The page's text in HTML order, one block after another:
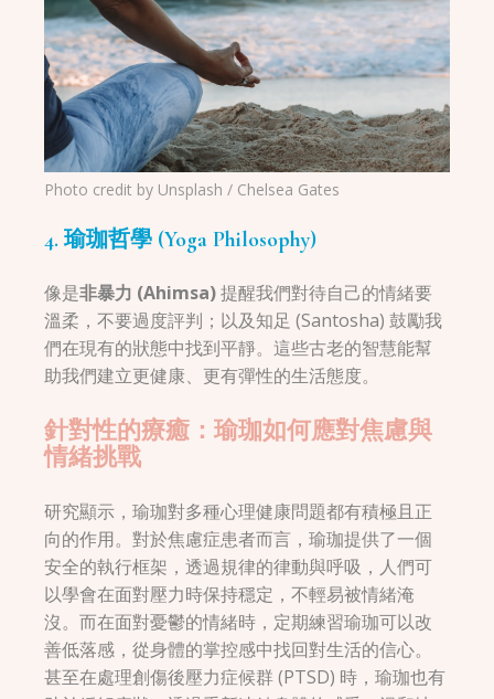
Photo credit by Unsplash / Chelsea Gates
4. 瑜珈哲學 (Yoga Philosophy)
像是非暴力 (Ahimsa)提醒我們對待自己的情緒要
溫柔，不要過度評判；以及知足 (Santosha) 鼓勵我
們在現有的狀態中找到平靜。這些古老的智慧能幫
助我們建立更健康、更有彈性的生活態度。
針對性的療癒：瑜珈如何應對焦慮與
情緒挑戰
研究顯示，瑜珈對多種心理健康問題都有積極且正
向的作用。對於焦慮症患者而言，瑜珈提供了一個
安全的執行框架，透過規律的律動與呼吸，人們可
以學會在面對壓力時保持穩定，不輕易被情緒淹
沒。而在面對憂鬱的情緒時，定期練習瑜珈可以改
善低落感，從身體的掌控感中找回對生活的信心。
甚至在處理創傷後壓力症候群 (PTSD) 時，瑜珈也有